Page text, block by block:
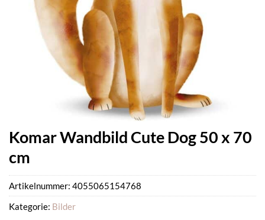
Komar Wandbild Cute Dog 50 x 70
cm
Artikelnummer: 4055065154768
Kategorie: Bilder